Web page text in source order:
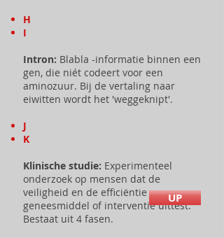
H
I
Intron: Blabla -informatie binnen een
gen, die niét codeert voor een
aminozuur. Bij de vertaling naar
eiwitten wordt het 'weggeknipt'.
J
K
Klinische studie: Experimenteel
onderzoek op mensen dat de
veiligheid en de efficiëntie van een
geneesmiddel of interventie uittest.
Bestaat uit 4 fasen.
UP